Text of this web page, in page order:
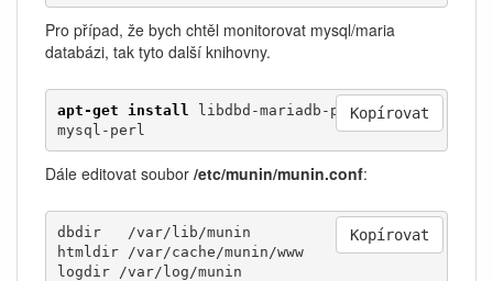
Pro případ, že bych chtěl monitorovat mysql/maria
databázi, tak tyto další knihovny.
apt-get install
libdbd-mariadb-perl libdbd-
mysql-perl
Kopírovat
Dále editovat soubor /etc/munin/munin.conf:
dbdir   /var/lib/munin
htmldir /var/cache/munin/www
logdir /var/log/munin
Kopírovat